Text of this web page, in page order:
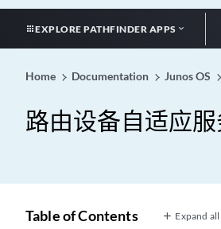
EXPLORE PATHFINDER APPS
Home Documentation Junos OS
路由设备自适应
Table of Contents Expand all